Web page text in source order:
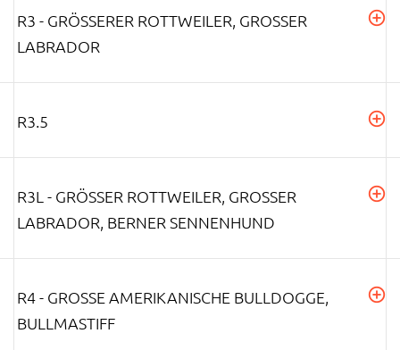
R3 - GRÖSSERER ROTTWEILER, GROSSER LA
BRADOR
R3.5
R3L - GRÖSSER ROTTWEILER, GROSSER LA
BRADOR, BERNER SENNENHUND
R4 - GROSSE AMERIKANISCHE BULLDOGGE, B
ULLMASTIFF